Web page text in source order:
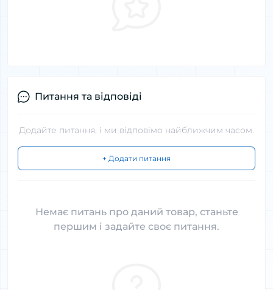
Питання та відповіді
Додайте питання, і ми відповімо найближчим часом.
+ Додати питання
Немає питань про даний товар, станьте
першим і задайте своє питання.